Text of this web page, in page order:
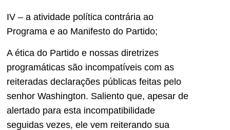
IV – a atividade política contrária ao
Programa e ao Manifesto do Partido;
A ética do Partido e nossas diretrizes
programáticas são incompatíveis com as
reiteradas declarações públicas feitas pelo
senhor Washington. Saliento que, apesar de
alertado para esta incompatibilidade
seguidas vezes, ele vem reiterando sua